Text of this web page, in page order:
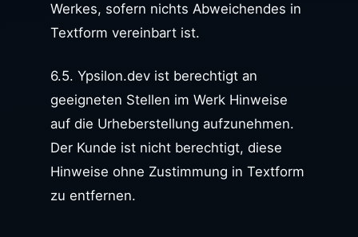
Werkes, sofern nichts Abweichendes in
Textform vereinbart ist.
6.5. Ypsilon.dev ist berechtigt an
geeigneten Stellen im Werk Hinweise
auf die Urheberstellung aufzunehmen.
Der Kunde ist nicht berechtigt, diese
Hinweise ohne Zustimmung in Textform
zu entfernen.